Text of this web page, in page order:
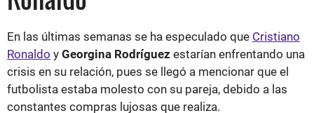
En las últimas semanas se ha especulado que Cristiano
Ronaldo y Georgina Rodríguez estarían enfrentando una
crisis en su relación, pues se llegó a mencionar que el
futbolista estaba molesto con su pareja, debido a las
constantes compras lujosas que realiza.